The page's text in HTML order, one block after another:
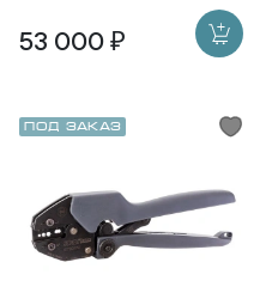
53 000 ₽
Под заказ